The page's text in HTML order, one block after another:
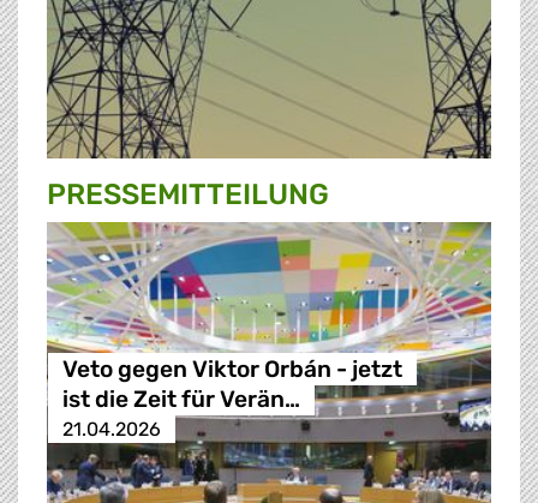
PRESSE­MITTEILUNG
Veto gegen Viktor Orbán - jetzt
ist die Zeit für Verän…
21.04.2026